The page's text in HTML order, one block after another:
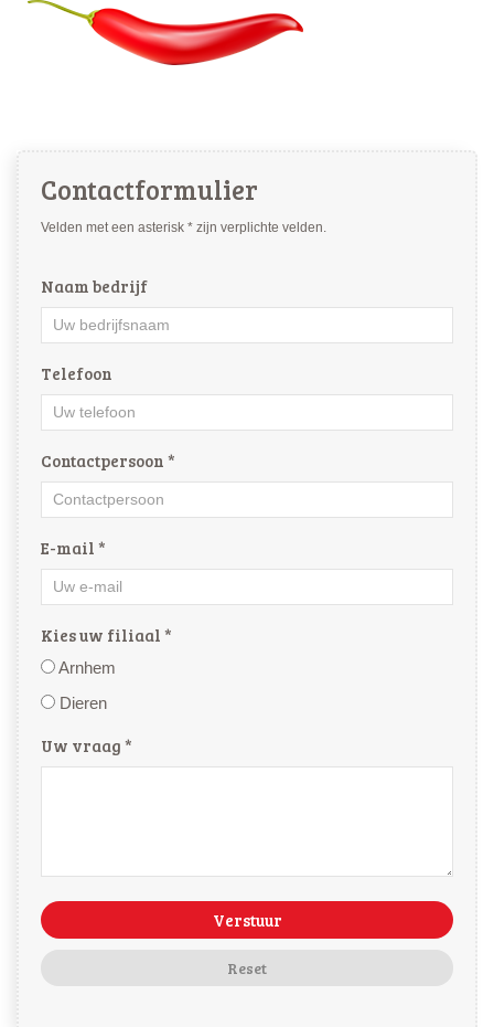
Contactformulier
Velden met een asterisk * zijn verplichte velden.
Naam bedrijf
Telefoon
Contactpersoon *
E-mail *
Kies uw filiaal *
Arnhem
Dieren
Uw vraag *
Verstuur